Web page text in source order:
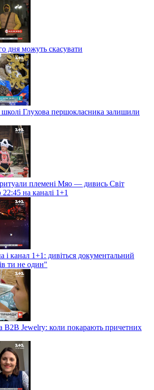
дня можуть скасувати
школі Глухова першокласника залишили
племені Мяо — дивись Світ
на каналі 1+1
і канал 1+1: дивіться документальний
ти не один"
B2B Jewelry: коли покарають причетних